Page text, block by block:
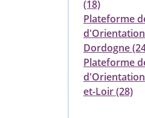
(18)
Plateforme
d'Orientation
Dordogne
Plateforme
d'Orientation
et-Loir (28)